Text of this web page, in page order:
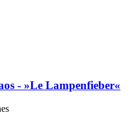
- »Le Lampenfieber«